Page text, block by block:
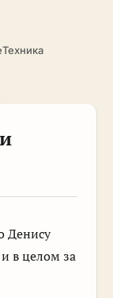
Техника
Денису
в целом за